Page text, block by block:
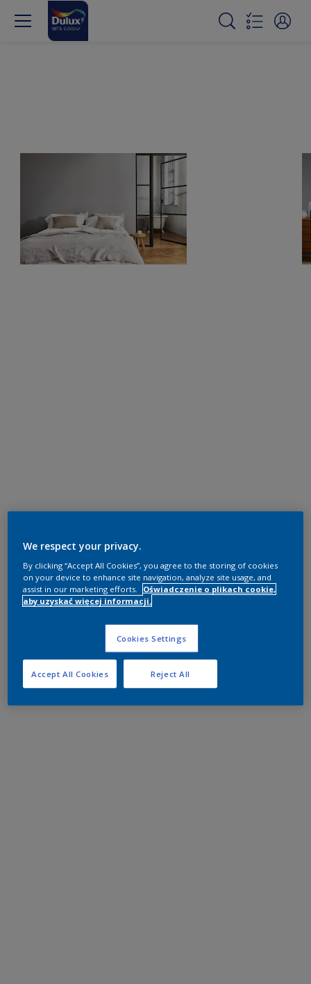
We respect your privacy.
By clicking “Accept All Cookies”, you agree to the storing of cookies
on your device to enhance site navigation, analyze site usage, and
assist in our marketing efforts.
Oświadczenie o plikach cookie,
aby uzyskać więcej informacji.
Cookies Settings
Reject All
Accept All Cookies